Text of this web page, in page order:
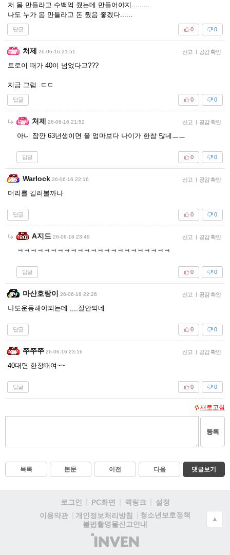
저 몸 만들라고 수백억 줬는데 만들어야지.........
나도 누가 몸 만들라고 돈 줬음 좋겠다......
답글 0
0
처제 26-06-16 21:51 신고 | 공감 확인
트로이 때가 40이 넘었다고???
지금 그럼..ㄷㄷ
답글 0
0
처제 26-06-16 21:52 신고 | 공감 확인
아니 잠깐 63년생이면 울 엄마보다 나이가 한참 많네ㅡㅡ
답글 0
0
Warlock 26-06-16 22:16 신고 | 공감 확인
머리를 길러볼까나
답글 0
0
A지드 26-06-16 23:49 신고 | 공감 확인
ㅋㅋㅋㅋㅋㅋㅋㅋㅋㅋㅋㅋㅋㅋㅋㅋㅋㅋㅋㅋㅋㅋㅋ
답글 0
0
마산호랑이 26-06-16 22:26 신고 | 공감 확인
나도운동해야되는데 ,,,,잘안되네
답글 0
0
쭈쭈쭈 26-06-16 23:16 신고 | 공감 확인
40대면 한창때여~~
답글 0
0
새로고침
등록
목록 본문 이전 다음 댓글보기
로그인 PC화면 퀵링크
설정
이용약관
개인정보처리방침
청소년보호정책
불법촬영물신고안내
(주)
인
▲